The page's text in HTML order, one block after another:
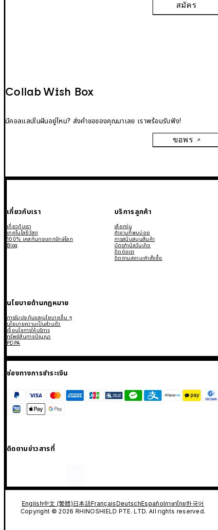
สมัคร
Collab Wish Box
มีคอลแลปในฝันอยู่ไหม? ส่งคำขอของคุณมาเลย เราพร้อมรับฟัง!
ขอพร
เกี่ยวกับเรา
เกี่ยวกับเรา
เทคโนโลยีวัสดุ
100% เคสกันกระแทกรักษ์โลก
Blog
บริการลูกค้า
เลือกรุ่น
คำถามที่พบบ่อย
การสนับสนุนสินค้า
บัตรกำนัลวันเกิด
ติดต่อเรา
ติดตามสถานะคำสั่งซื้อ
นโยบายด้านกฎหมาย
การรับประกันและนโยบายอื่น ๆ
นโยบายความเป็นส่วนตัว
เงื่อนไขการให้บริการ
ทรัพย์สินทางปัญญา
PDPA
ช่องทางการชำระเงิน
ติดตามข่าวสารที่
English中文 (繁體)日本語FrançaisDeutschEspañolภาษาไทย한국어
Copyright © 2026 RHINOSHIELD PTE. LTD. All rights reserved.